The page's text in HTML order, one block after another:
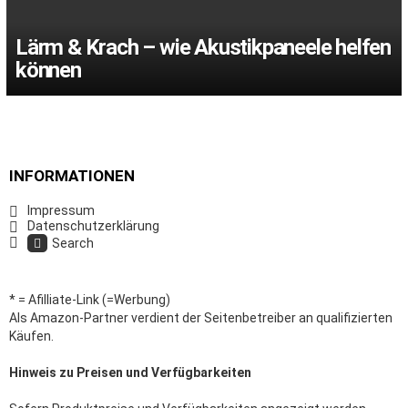
Lärm & Krach – wie Akustikpaneele helfen
können
INFORMATIONEN
Impressum
Datenschutzerklärung
Search
* = Afilliate-Link (=Werbung)
Als Amazon-Partner verdient der Seitenbetreiber an qualifizierten
Käufen.
Hinweis zu Preisen und Verfügbarkeiten